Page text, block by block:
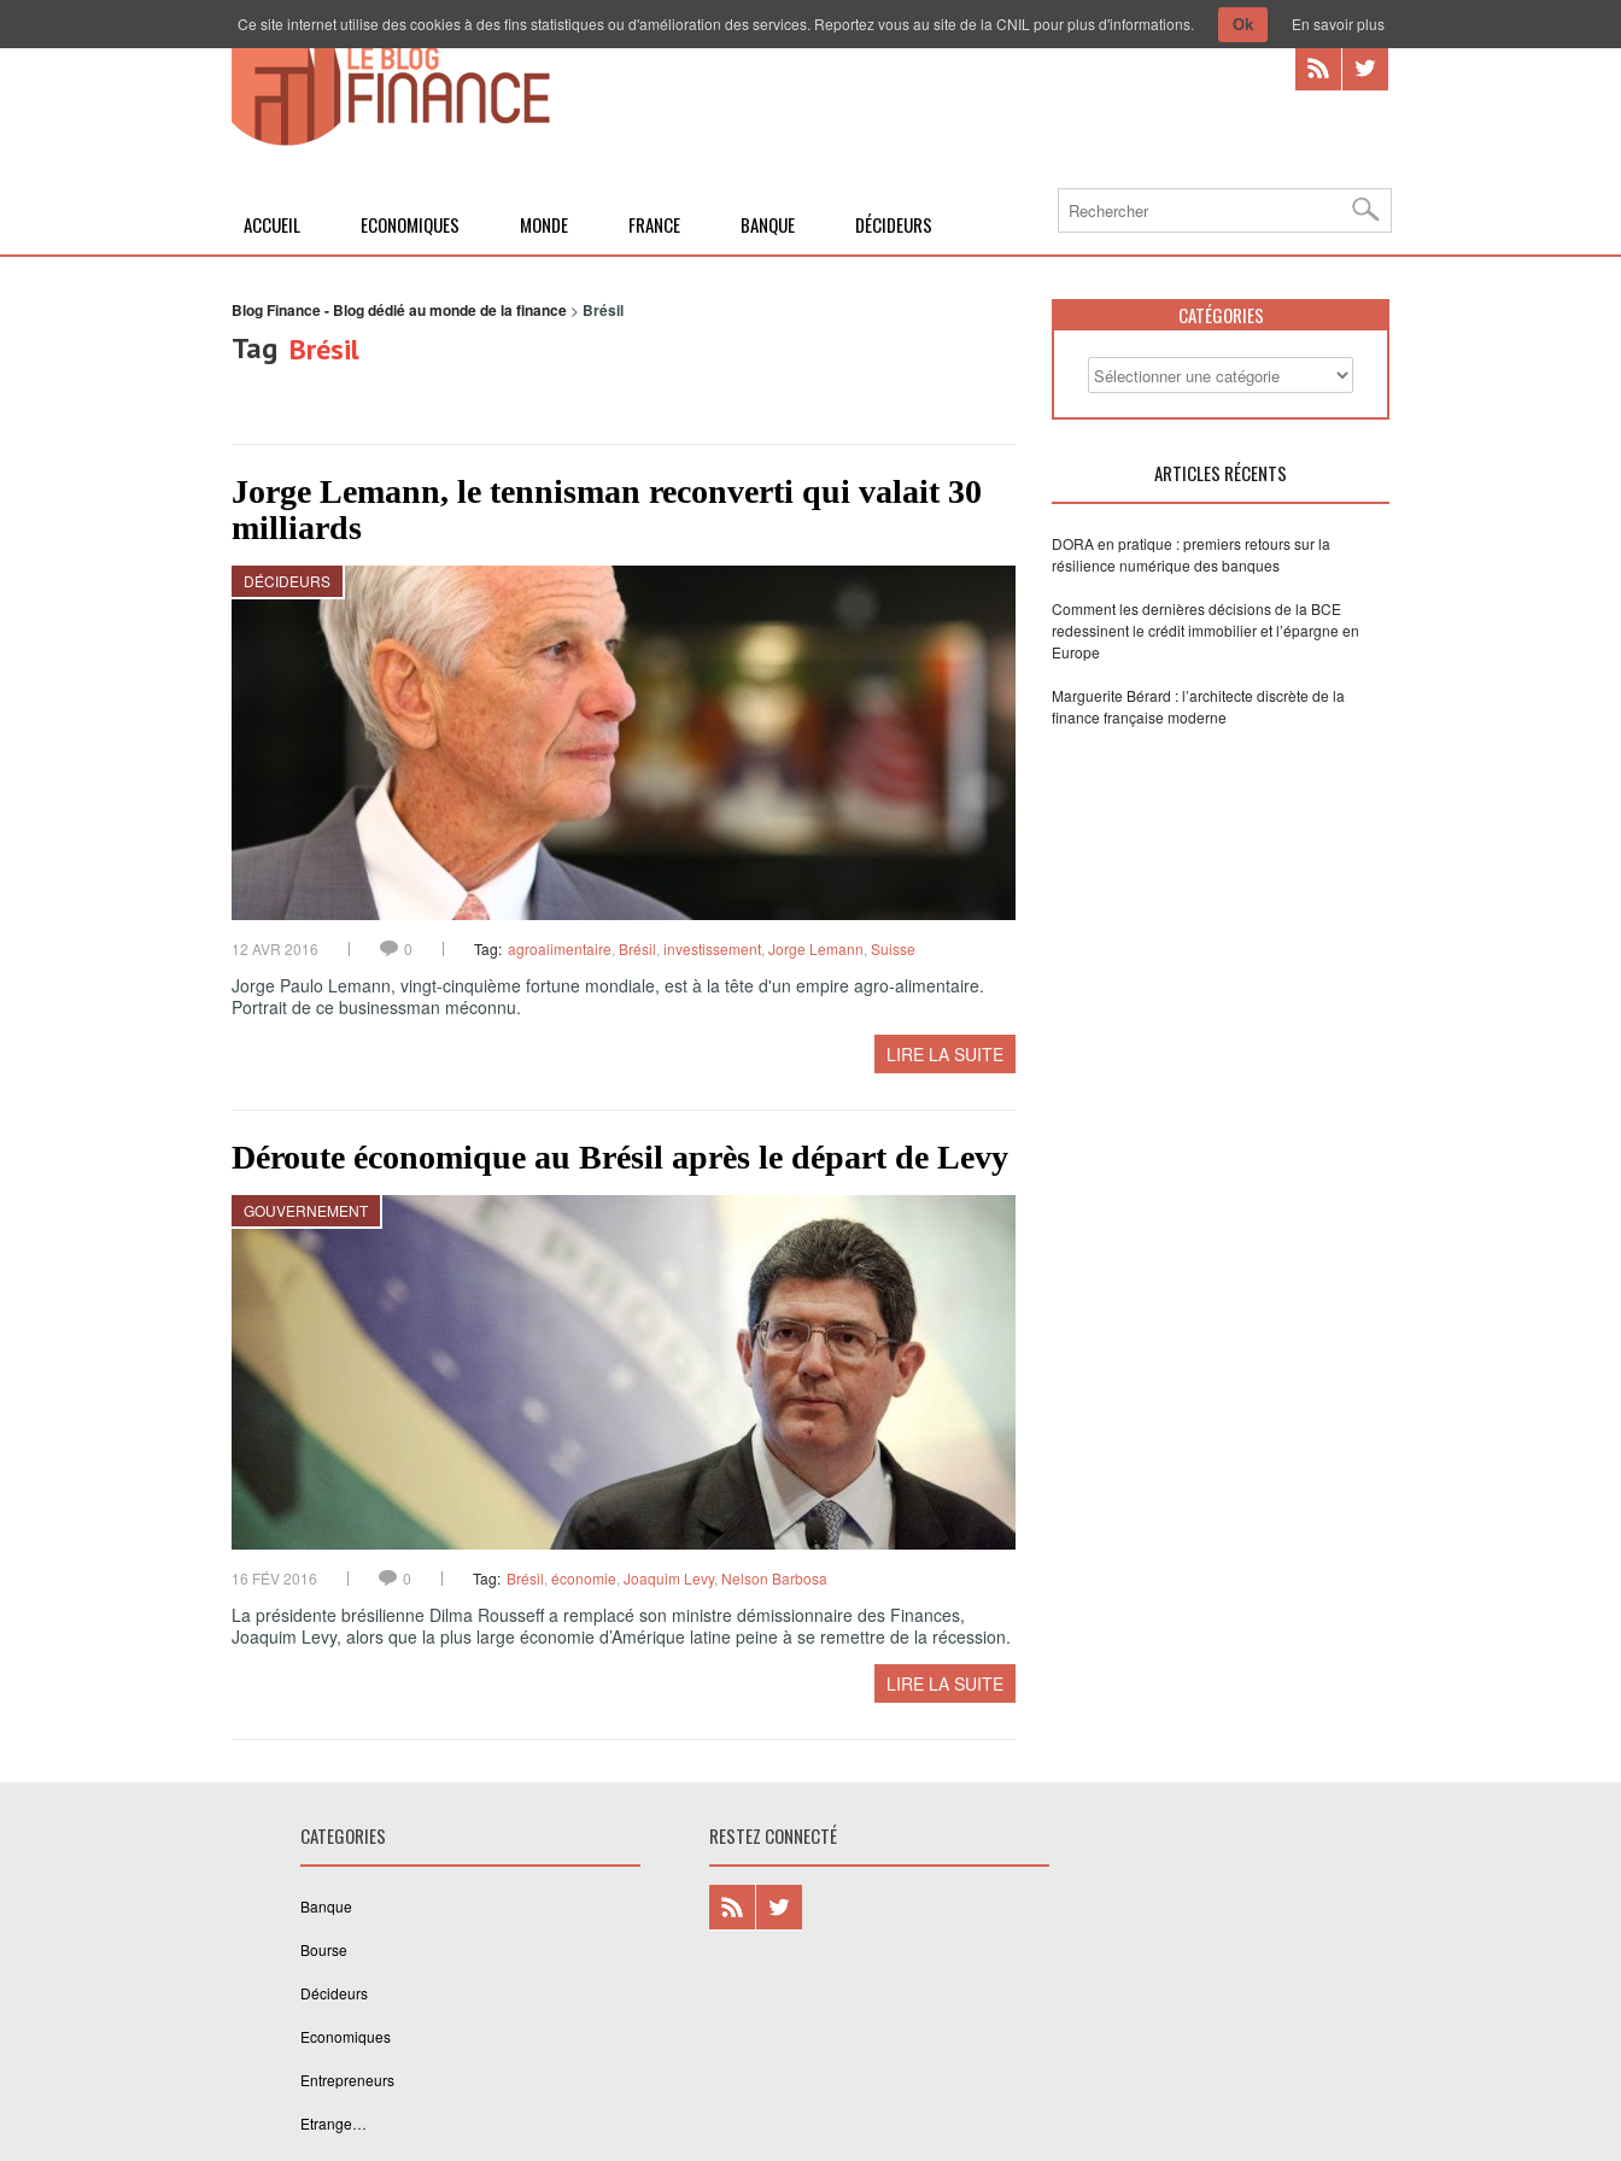
ACCUEIL ECONOMIQUES MONDE FRANCE BANQUE DÉCIDEURS
Blog Finance - Blog dédié au monde de la finance > Brésil
Tag Brésil
Jorge Lemann, le tennisman reconverti qui valait 30
milliards
DÉCIDEURS
12 AVR 2016 0 Tag: agroalimentaire Brésil investissement Jorge Lemann Suisse
Jorge Paulo Lemann, vingt-cinquième fortune mondiale, est à la tête d'un empire agro-alimentaire.
Portrait de ce businessman méconnu.
LIRE LA SUITE
Déroute économique au Brésil après le départ de Levy
GOUVERNEMENT
16 FÉV 2016 0 Tag: Brésil économie Joaquim Levy, Nelson Barbosa
La présidente brésilienne Dilma Rousseff a remplacé son ministre démissionnaire des Finances,
Joaquim Levy, alors que la plus large économie d’Amérique latine peine à se remettre de la récession.
LIRE LA SUITE
CATÉGORIES
ARTICLES RÉCENTS
DORA en pratique : premiers retours sur la
résilience numérique des banques
Comment les dernières décisions de la BCE
redessinent le crédit immobilier et l’épargne en
Europe
Marguerite Bérard : l’architecte discrète de la
finance française moderne
CATEGORIES
Banque
Bourse
Décideurs
Economiques
Entrepreneurs
Etrange…
RESTEZ CONNECTÉ
Ce site internet utilise des cookies à des fins statistiques ou d'amélioration des services. Reportez vous au site de la CNIL pour plus d'informations. Ok En savoir plus